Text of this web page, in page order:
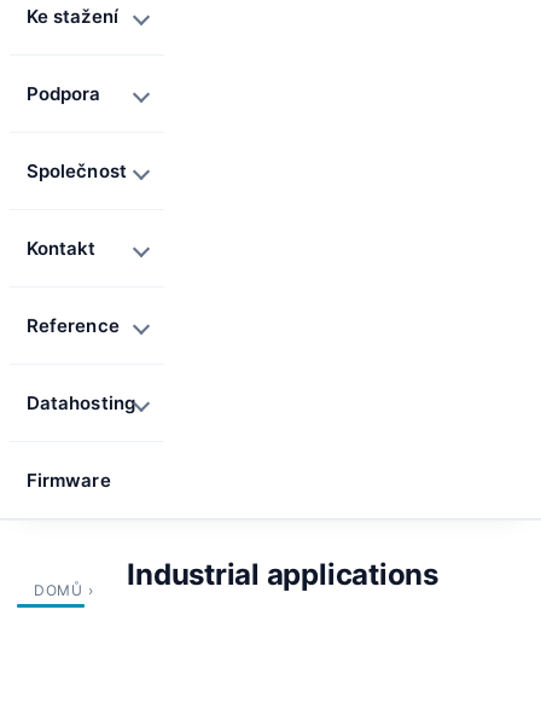
DOMŮ › Industrial applications
Ke stažení
Podpora
Společnost
Kontakt
Reference
Datahosting
Firmware